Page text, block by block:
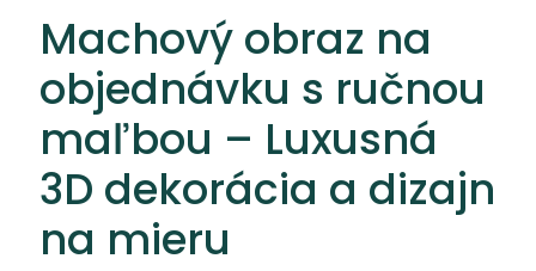
Machový obraz na
objednávku s ručnou
maľbou – Luxusná
3D dekorácia a dizajn
na mieru